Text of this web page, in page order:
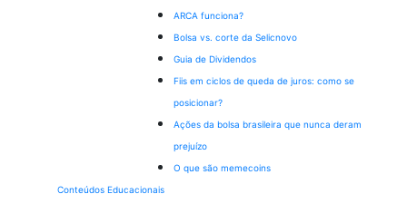
ARCA funciona?
Bolsa vs. corte da Selicnovo
Guia de Dividendos
Fiis em ciclos de queda de juros: como se
posicionar?
Ações da bolsa brasileira que nunca deram
prejuízo
O que são memecoins
Conteúdos Educacionais